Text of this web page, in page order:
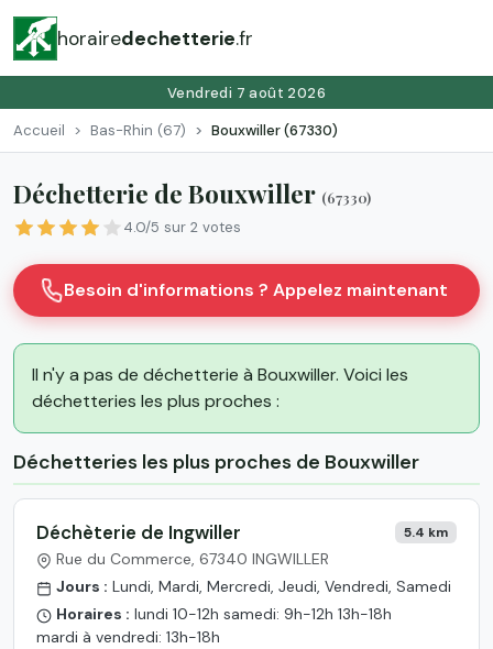
horairedechetterie.fr
Vendredi 7 août 2026
Accueil Bas-Rhin (67) Bouxwiller (67330)
Déchetterie de Bouxwiller (67330)
4.0/5 sur 2 votes
Besoin d'informations ? Appelez maintenant
Il n'y a pas de déchetterie à Bouxwiller. Voici les
déchetteries les plus proches :
Déchetteries les plus proches de Bouxwiller
Déchèterie de Ingwiller 5.4 km
Rue du Commerce, 67340 INGWILLER
Jours : Lundi, Mardi, Mercredi, Jeudi, Vendredi, Samedi
Horaires : lundi 10-12h samedi: 9h-12h 13h-18h
mardi à vendredi: 13h-18h